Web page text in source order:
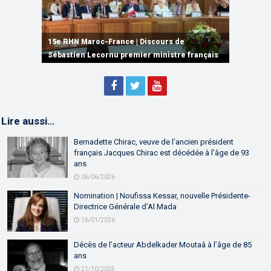
15e RHN Maroc-France | Signature de
plusieurs accords de coopération et de
partenariat
15e RHN Maroc-France | Discours de
Sébastien Lecornu premier ministre français
15e Réunion de Haut Niveau Maroc-France |
Discours de M. Aziz Akhannouch
Lire aussi…
Bernadette Chirac, veuve de l’ancien président
français Jacques Chirac est décédée à l’âge de 93
ans
06/06/2026
Nomination | Noufissa Kessar, nouvelle Présidente-
Directrice Générale d’Al Mada
16/01/2026
Décès de l’acteur Abdelkader Moutaâ à l’âge de 85
ans
21/10/2025